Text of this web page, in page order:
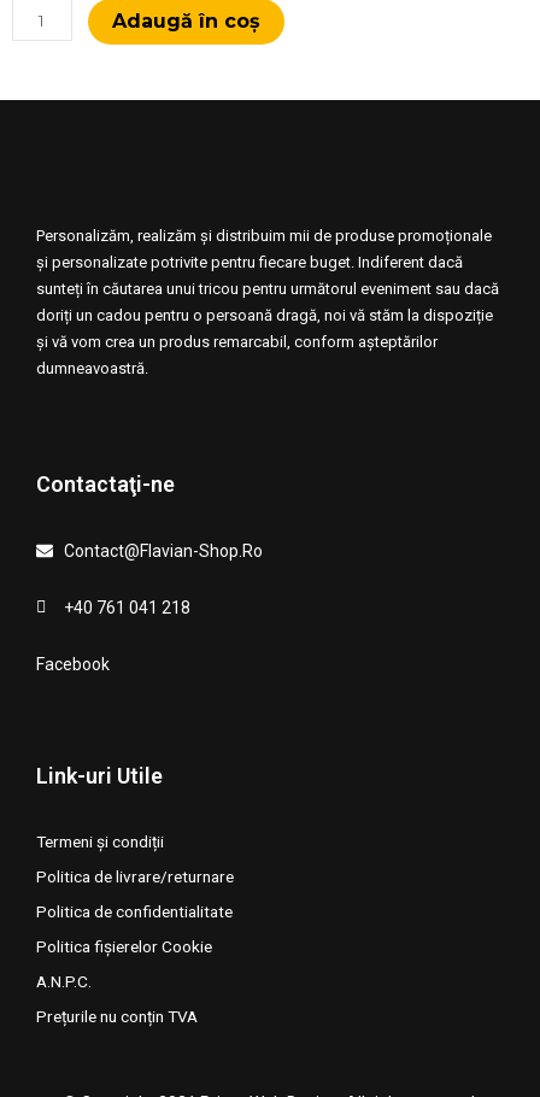
Cantitate
Perna
Adaugă în coș
Personalizăm, realizăm și distribuim mii de produse promoționale
și personalizate potrivite pentru fiecare buget. Indiferent dacă
sunteți în căutarea unui tricou pentru următorul eveniment sau dacă
doriți un cadou pentru o persoană dragă, noi vă stăm la dispoziție
și vă vom crea un produs remarcabil, conform așteptărilor
dumneavoastră.
Contactaţi-ne
Contact@Flavian-Shop.Ro
+40 761 041 218
Facebook
Link-uri Utile
Termeni și condiții
Politica de livrare/returnare
Politica de confidentialitate
Politica fișierelor Cookie
A.N.P.C.
Prețurile nu conțin TVA